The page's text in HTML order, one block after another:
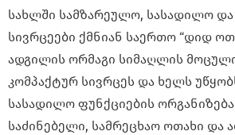
სახლში სამზარეულო, სასადილო და
სივრცეები ქმნიან საერთო “დიდ
ადგილის ორმაგი სიმაღლის
კომპაქტურ სივრცეს და ხელს
სასადილო ფუნქციების
საძინებელი, სამრეცხაო ოთახი და